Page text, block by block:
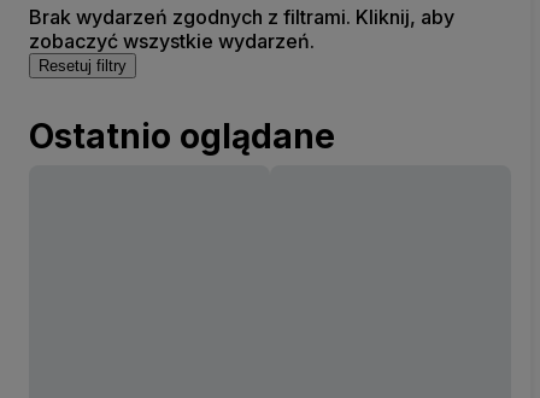
Brak wydarzeń zgodnych z filtrami. Kliknij, aby
zobaczyć wszystkie wydarzeń.
Resetuj filtry
Ostatnio oglądane